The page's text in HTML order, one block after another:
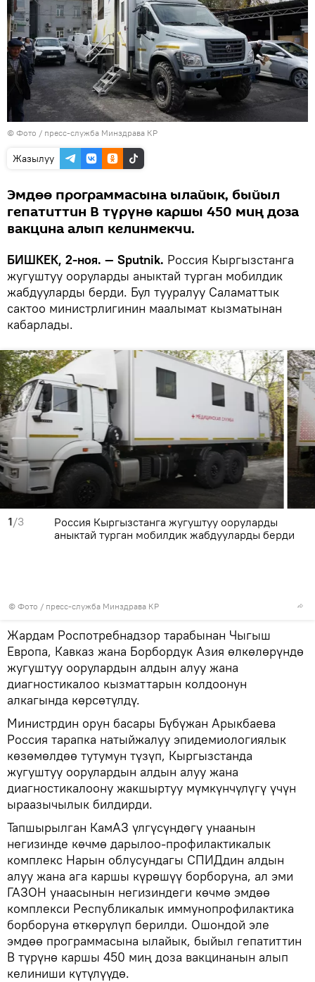
© Фото / пресс-служба Минздрава КР
Жазылуу
Эмдөө программасына ылайык, быйыл
гепатиттин В түрүнө каршы 450 миң доза
вакцина алып келинмекчи.
БИШКЕК, 2-ноя. — Sputnik. Россия Кыргызстанга
жугуштуу ооруларды аныктай турган мобилдик
жабдууларды берди. Бул тууралуу Саламаттык
сактоо министрлигинин маалымат кызматынан
кабарлады.
1/3
© Фото / пресс-служба Минздрава КР
Россия Кыргызстанга жугуштуу ооруларды
аныктай турган мобилдик жабдууларды берди
Жардам Роспотребнадзор тарабынан Чыгыш
Европа, Кавказ жана Борбордук Азия өлкөлөрүндө
жугуштуу оорулардын алдын алуу жана
диагностикалоо кызматтарын колдоонун
алкагында көрсөтүлдү.
Министрдин орун басары Бүбүжан Арыкбаева
Россия тарапка натыйжалуу эпидемиологиялык
көзөмөлдөө тутумун түзүп, Кыргызстанда
жугуштуу оорулардын алдын алуу жана
диагностикалоону жакшыртуу мүмкүнчүлүгү үчүн
ыраазычылык билдирди.
Тапшырылган КамАЗ үлгүсүндөгү унаанын
негизинде көчмө дарылоо-профилактикалык
комплекс Нарын облусундагы СПИДдин алдын
алуу жана ага каршы күрөшүү борборуна, ал эми
ГАЗОН унаасынын негизиндеги көчмө эмдөө
комплекси Республикалык иммунопрофилактика
борборуна өткөрүлүп берилди. Ошондой эле
эмдөө программасына ылайык, быйыл гепатиттин
В түрүнө каршы 450 миң доза вакцинанын алып
келиниши күтүлүүдө.